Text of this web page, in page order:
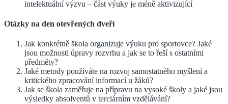
intelektuální výzvu – část výuky je méně aktivizující
Otázky na den otevřených dveří
Jak konkrétně škola organizuje výuku pro sportovce? Jaké
jsou možnosti úpravy rozvrhu a jak se to řeší s ostatními
předměty?
Jaké metody používáte na rozvoj samostatného myšlení a
kritického zpracování informací u žáků?
Jak se škola zaměřuje na přípravu na vysoké školy a jaké jsou
výsledky absolventů v terciárním vzdělávání?